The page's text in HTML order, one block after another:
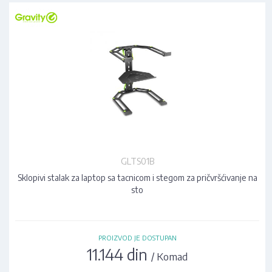
GLTS01B
Sklopivi stalak za laptop sa tacnicom i stegom za pričvršćivanje na
sto
PROIZVOD JE DOSTUPAN
11.144 din / Komad